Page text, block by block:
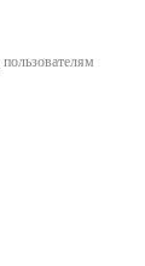
пользователям